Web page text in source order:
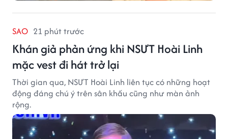
SAO 21 phút trước
Khán giả phản ứng khi NSƯT Hoài Linh
mặc vest đi hát trở lại
Thời gian qua, NSƯT Hoài Linh liên tục có những hoạt
động đáng chú ý trên sân khấu cũng như màn ảnh
rộng.